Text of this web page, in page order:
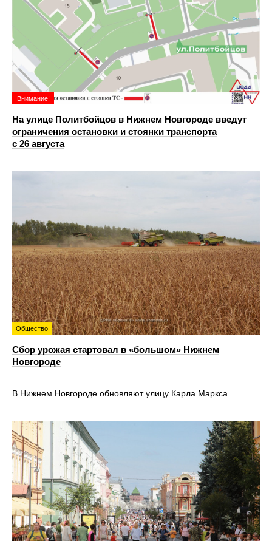
Внимание!
На улице Политбойцов в Нижнем Новгороде введут
ограничения остановки и стоянки транспорта
с 26 августа
Общество
Сбор урожая стартовал в «большом» Нижнем
Новгороде
В Нижнем Новгороде обновляют улицу Карла Маркса